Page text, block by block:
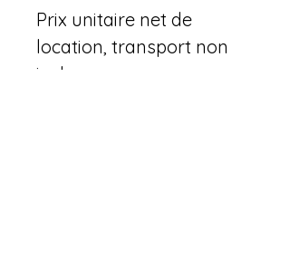
Prix unitaire net de
location, transport non
inclus.